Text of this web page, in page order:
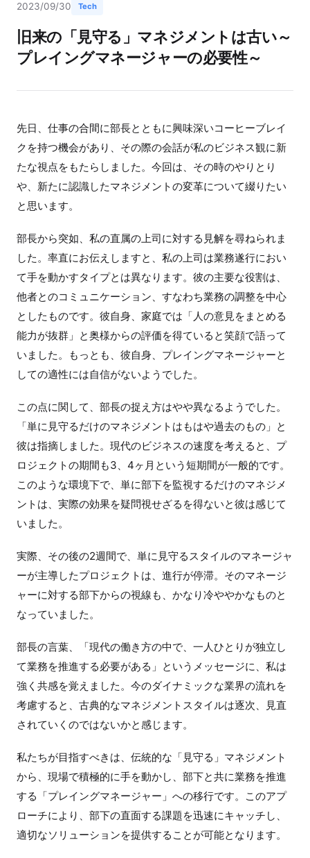
2023/09/30 Tech
旧来の「見守る」マネジメントは古い～
プレイングマネージャーの必要性～
先日、仕事の合間に部長とともに興味深いコーヒーブレイ
クを持つ機会があり、その際の会話が私のビジネス観に新
たな視点をもたらしました。今回は、その時のやりとり
や、新たに認識したマネジメントの変革について綴りたい
と思います。
部長から突如、私の直属の上司に対する見解を尋ねられま
した。率直にお伝えしますと、私の上司は業務遂行におい
て手を動かすタイプとは異なります。彼の主要な役割は、
他者とのコミュニケーション、すなわち業務の調整を中心
としたものです。彼自身、家庭では「人の意見をまとめる
能力が抜群」と奥様からの評価を得ていると笑顔で語って
いました。もっとも、彼自身、プレイングマネージャーと
しての適性には自信がないようでした。
この点に関して、部長の捉え方はやや異なるようでした。
「単に見守るだけのマネジメントはもはや過去のもの」と
彼は指摘しました。現代のビジネスの速度を考えると、プ
ロジェクトの期間も3、4ヶ月という短期間が一般的です。
このような環境下で、単に部下を監視するだけのマネジメ
ントは、実際の効果を疑問視せざるを得ないと彼は感じて
いました。
実際、その後の2週間で、単に見守るスタイルのマネージャ
ーが主導したプロジェクトは、進行が停滞。そのマネージ
ャーに対する部下からの視線も、かなり冷ややかなものと
なっていました。
部長の言葉、「現代の働き方の中で、一人ひとりが独立し
て業務を推進する必要がある」というメッセージに、私は
強く共感を覚えました。今のダイナミックな業界の流れを
考慮すると、古典的なマネジメントスタイルは逐次、見直
されていくのではないかと感じます。
私たちが目指すべきは、伝統的な「見守る」マネジメント
から、現場で積極的に手を動かし、部下と共に業務を推進
する「プレイングマネージャー」への移行です。このアプ
ローチにより、部下の直面する課題を迅速にキャッチし、
適切なソリューションを提供することが可能となります。